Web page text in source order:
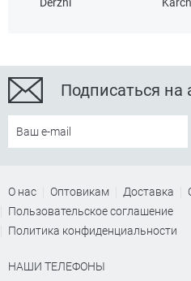
Подписаться на
О нас Оптовикам Доставка
Пользовательское соглашение
Политика конфиденциальности
НАШИ ТЕЛЕФОНЫ